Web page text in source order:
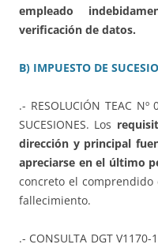
empleado
verificación de datos.
B) IMPUESTO DE
.- RESOLUCIÓN TEAC
SUCESIONES. Los
dirección y principal
apreciarse en el último
concreto el
fallecimiento.
.- CONSULTA DGT